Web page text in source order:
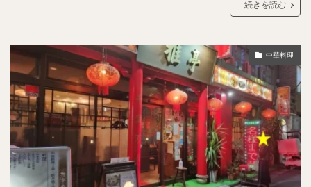
続きを読む
中華料理